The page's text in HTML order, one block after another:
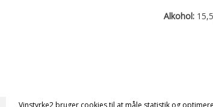
Vinstyrke2 bruger cookies til at måle statistik og
Alkohol: